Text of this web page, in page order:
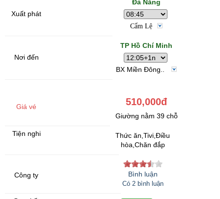
Đà Nẵng
Cẩm Lệ
TP Hồ Chí Minh
BX Miền Đông..
510,000đ
Giường nằm 39 chỗ
Thức ăn,Tivi,Điều
hòa,Chăn đắp
Bình luận
Có 2 bình luận